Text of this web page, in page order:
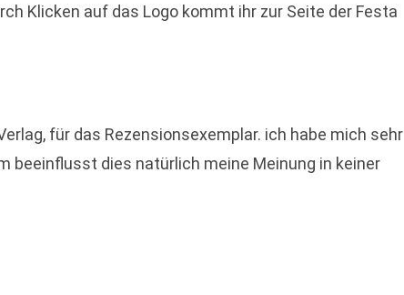
Klicken auf das Logo kommt ihr zur Seite der Festa
für das Rezensionsexemplar. ich habe mich sehr
beeinflusst dies natürlich meine Meinung in keiner